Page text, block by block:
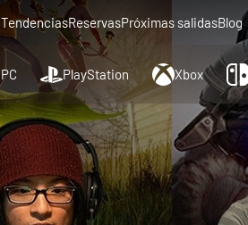
TendenciasReservasPróximas salidasBlog
PC PlayStation Xbox